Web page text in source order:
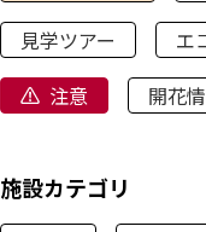
見学ツアー
エ
注意
開花
施設カテゴリ